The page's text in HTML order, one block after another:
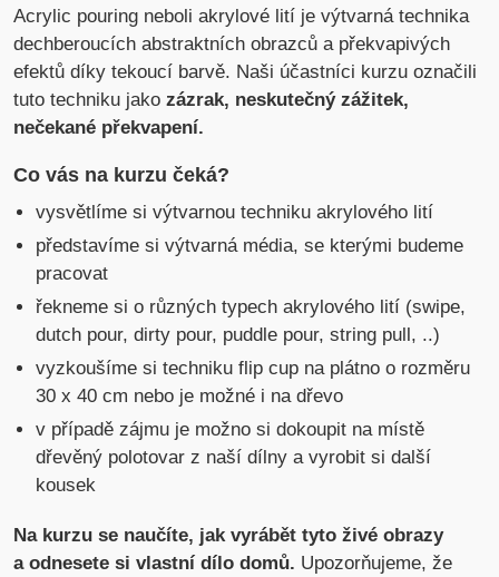
Acrylic pouring neboli akrylové lití je výtvarná technika
dechberoucích abstraktních obrazců a překvapivých
efektů díky tekoucí barvě. Naši účastníci kurzu označili
tuto techniku jakozázrak, neskutečný zážitek,
nečekané překvapení.
Co vás na kurzu čeká?
vysvětlíme si výtvarnou techniku akrylového lití
představíme si výtvarná média, se kterými budeme
pracovat
řekneme si o různých typech akrylového lití (swipe,
dutch pour, dirty pour, puddle pour, string pull, ..)
vyzkoušíme si techniku flip cup na plátno o rozměru
30 x 40 cm nebo je možné i na dřevo
v případě zájmu je možno si dokoupit na místě
dřevěný polotovar z naší dílny a vyrobit si další
kousek
Na kurzu se naučíte, jak vyrábět tyto živé obrazy
a odnesete si vlastní dílo domů. Upozorňujeme, že